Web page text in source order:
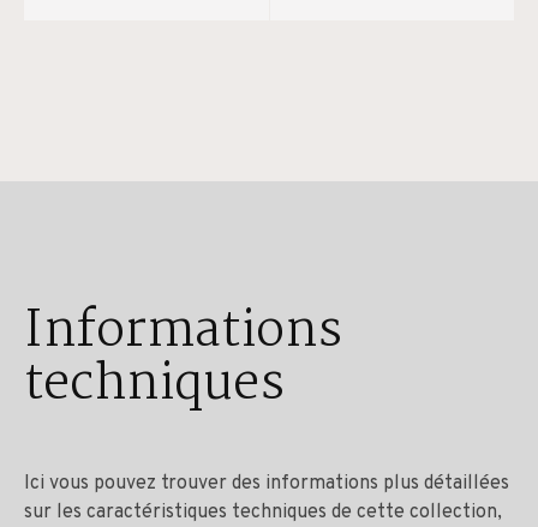
Informations
techniques
Ici vous pouvez trouver des informations plus détaillées
sur les caractéristiques techniques de cette collection,